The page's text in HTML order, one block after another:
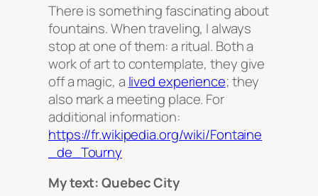
There is something fascinating about
fountains. When traveling, I always
stop at one of them: a ritual. Both a
work of art to contemplate, they give
off a magic, a lived experience; they
also mark a meeting place. For
additional information:
https://fr.wikipedia.org/wiki/Fontaine
_de_Tourny
My text: Quebec City